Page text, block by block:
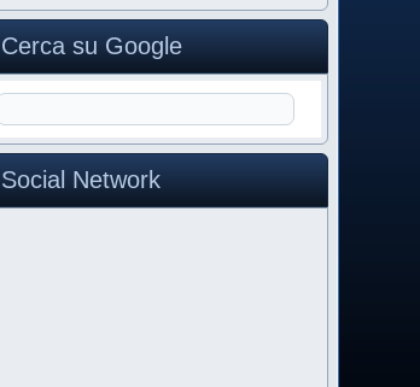
Cerca su Google
Social Network